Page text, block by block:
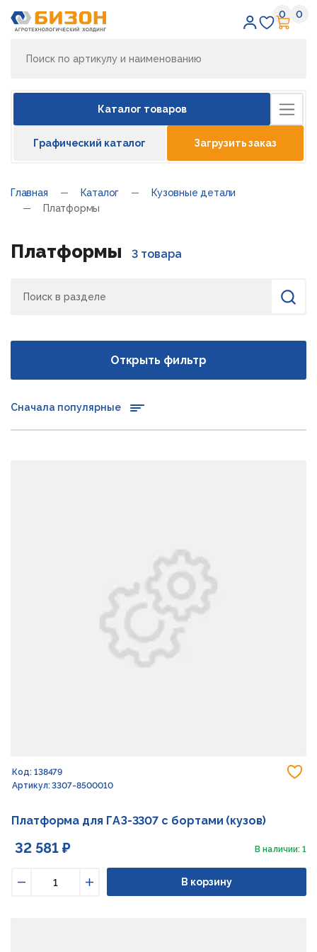
0 0
Каталог товаров
Графический каталог Загрузить заказ
Главная Каталог
Кузовные детали
Платформы
Платформы 3 товара
Найти
Открыть фильтр
Сначала популярные
Код: 138479
Артикул: 3307-8500010
Платформа для ГАЗ-3307 с бортами (кузов)
32 581 ₽ В наличии: 1
Увеличить
В корзину